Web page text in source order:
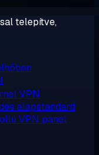
telepítve,
VPN
alapstandard
VPN panel